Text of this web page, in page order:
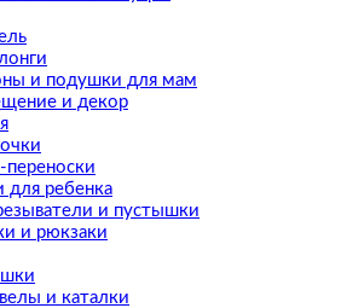
и подушки для мам
и декор
переноски
для ребенка
и пустышки
и рюкзаки
и каталки